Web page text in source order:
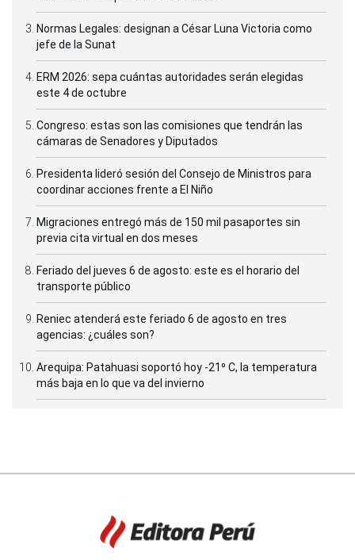
Normas Legales: designan a César Luna Victoria como
jefe de la Sunat
ERM 2026: sepa cuántas autoridades serán elegidas
este 4 de octubre
Congreso: estas son las comisiones que tendrán las
cámaras de Senadores y Diputados
Presidenta lideró sesión del Consejo de Ministros para
coordinar acciones frente a El Niño
Migraciones entregó más de 150 mil pasaportes sin
previa cita virtual en dos meses
Feriado del jueves 6 de agosto: este es el horario del
transporte público
Reniec atenderá este feriado 6 de agosto en tres
agencias: ¿cuáles son?
Arequipa: Patahuasi soportó hoy -21⁰ C, la temperatura
más baja en lo que va del invierno